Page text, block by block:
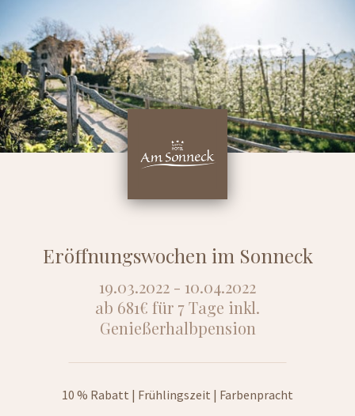
Eröffnungswochen im Sonneck
19.03.2022 - 10.04.2022
ab 681€ für 7 Tage inkl.
Genießerhalbpension
10 % Rabatt | Frühlingszeit | Farbenpracht